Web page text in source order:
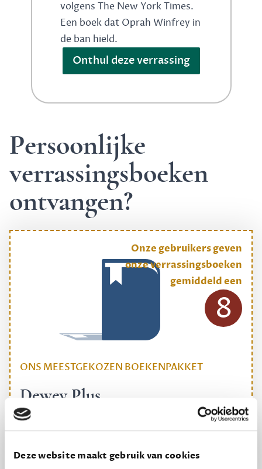
Deze website maakt gebruik van cookies
volgens The New York Times.
Een boek dat Oprah Winfrey in
de ban hield.
Onthul deze verrassing
Persoonlijke
verrassingsboeken
ontvangen?
ONS MEESTGEKOZEN BOEKENPAKKET
Dewey Plus
Een originele manier om je reading challenge te
halen.
12,50 per maand, incl. verzending
Onze gebruikers geven
onze verrassingsboeken
gemiddeld een
8